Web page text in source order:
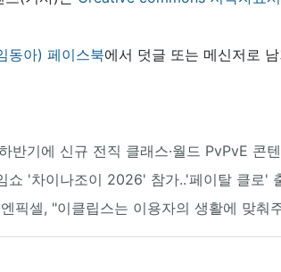
동아) 페이스북에서 덧글 또는 메신저로
하반기에 신규 전직 클래스·월드 PvPvE 콘
쇼 '차이나조이 2026' 참가..'페이탈 클로'
픽셀, "이클립스는 이용자의 생활에 맞춰